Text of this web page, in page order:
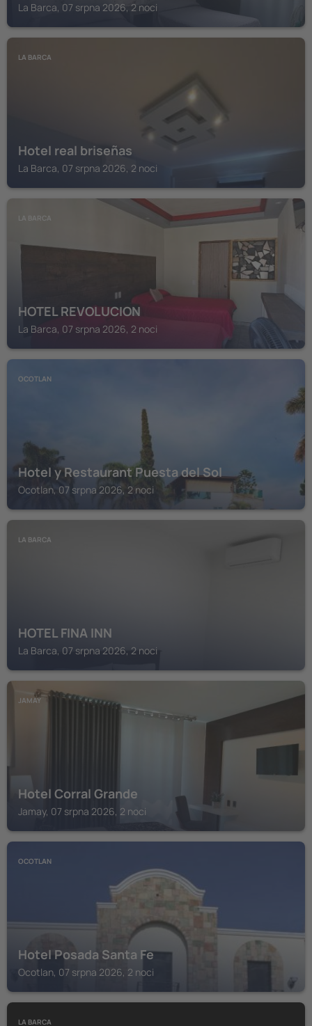
La Barca, 07 srpna 2026, 2 noci
LA BARCA
Hotel real briseñas
La Barca, 07 srpna 2026, 2 noci
LA BARCA
HOTEL REVOLUCION
La Barca, 07 srpna 2026, 2 noci
OCOTLAN
Hotel y Restaurant Puesta del Sol
Ocotlan, 07 srpna 2026, 2 noci
LA BARCA
HOTEL FINA INN
La Barca, 07 srpna 2026, 2 noci
JAMAY
Hotel Corral Grande
Jamay, 07 srpna 2026, 2 noci
OCOTLAN
Hotel Posada Santa Fe
Ocotlan, 07 srpna 2026, 2 noci
LA BARCA